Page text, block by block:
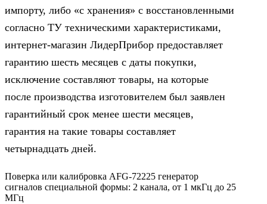
импорту, либо «с хранения» с восстановленными
согласно ТУ техническими характеристиками,
интернет-магазин ЛидерПрибор предоставляет
гарантию шесть месяцев с даты покупки,
исключение составляют товары, на которые
после производства изготовителем был заявлен
гарантийный срок менее шести месяцев,
гарантия на такие товары составляет
четырнадцать дней.
Поверка или калибровка AFG-72225 генератор
сигналов специальной формы: 2 канала, от 1 мкГц до 25
МГц